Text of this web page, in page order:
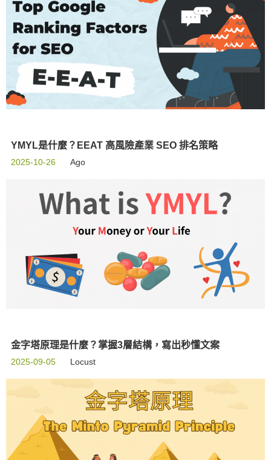
YMYL是什麼？EEAT 高風險產業 SEO 排名策略
2025-10-26 Ago
金字塔原理是什麼？掌握3層結構，寫出秒懂文案
2025-09-05 Locust